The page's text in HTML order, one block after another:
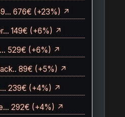
676€ (+23%) ↗
149€ (+6%) ↗
529€ (+6%) ↗
89€ (+5%) ↗
239€ (+4%) ↗
292€ (+4%) ↗